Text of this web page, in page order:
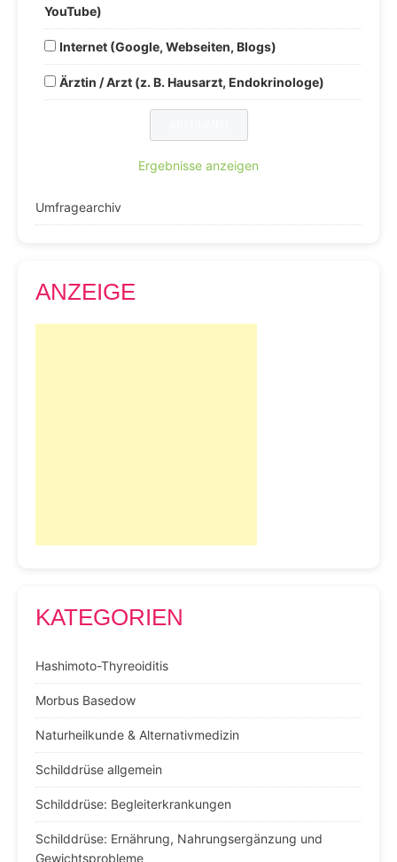
YouTube)
Internet (Google, Webseiten, Blogs)
Ärztin / Arzt (z. B. Hausarzt, Endokrinologe)
Ergebnisse anzeigen
Umfragearchiv
ANZEIGE
KATEGORIEN
Hashimoto-Thyreoiditis
Morbus Basedow
Naturheilkunde & Alternativmedizin
Schilddrüse allgemein
Schilddrüse: Begleiterkrankungen
Schilddrüse: Ernährung, Nahrungsergänzung und
Gewichtsprobleme